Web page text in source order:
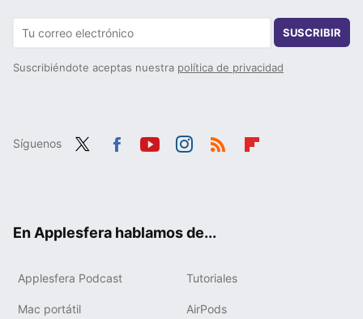
SUSCRIBIR
Suscribiéndote aceptas nuestra política de privacidad
Síguenos
En Applesfera hablamos de...
Applesfera Podcast Tutoriales
Mac portátil AirPods